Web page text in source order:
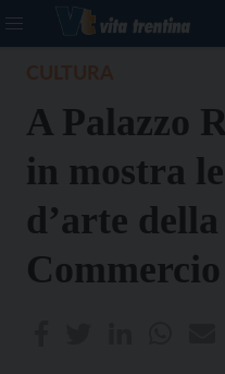
A Palazzo
in mostra
d’arte